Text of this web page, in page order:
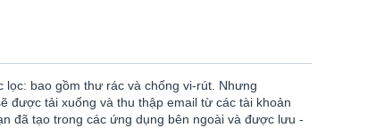
lọc: bao gồm thư rác và chống vi-rút. Nhưng
được tải xuống và thu thập email từ các tài khoản
đã tạo trong các ứng dụng bên ngoài và được lưu -